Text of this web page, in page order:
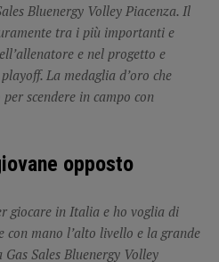
Bluenergy Volley Piacenza. Il
tra i più importanti e
e nel progetto e
La medaglia d’oro che
scendere in campo con
opposto
giocare in Italia e ho voglia di
con mano l’alto livello e la grande
Sales Bluenergy Volley